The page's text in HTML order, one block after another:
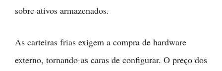
sobre ativos armazenados.
As carteiras frias exigem a compra de hardware
externo, tornando-as caras de configurar. O preço dos